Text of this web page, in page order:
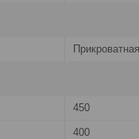
450
400